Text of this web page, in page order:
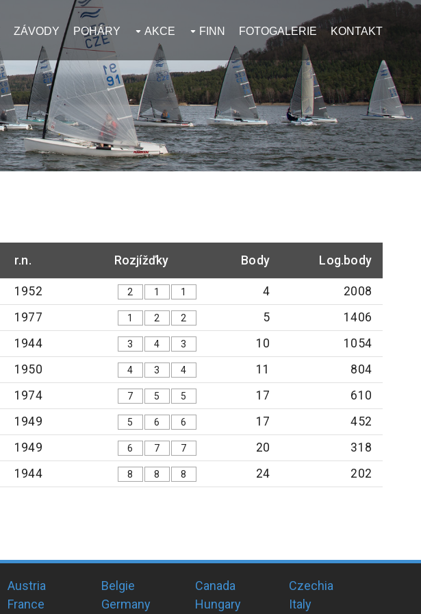
ZÁVODY POHÁRY AKCE FINN FOTOGALERIE KONTAKT
r.n. Rozjížďky Body Log.body
1952 2 1 1 4
2008
1977 1 2 2 5
1406
1944 3 4 3 10
1054
1950 4 3 4 11
804
1974 7 5 5 17
610
1949 5 6 6 17
452
1949 6 7 7 20
318
1944 8 8 8 24 202
Austria Belgie Canada
Czechia
France Germany Hungary Italy